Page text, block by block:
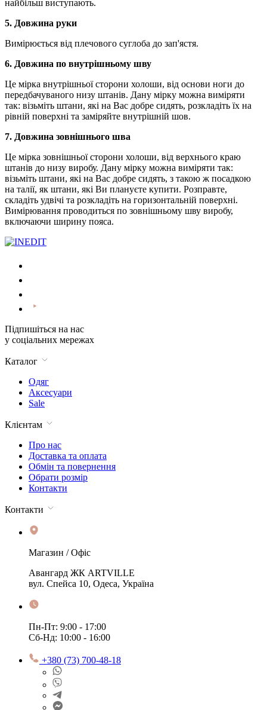
найбільш виступають.
5. Довжина руки
Вимірюється від плечового суглоба до зап'ястя.
6. Довжина по внутрішньому шву
Це мірка внутрішньої сторони холоши, від основи ноги до
передбачуваного низу штанів. Дану мірку можна виміряти
так: візьміть штани, які на Вас добре сидять, розкладіть їх на
рівній поверхні та заміряйте внутрішній шов.
7. Довжина зовнішнього шва
Це мірка зовнішньої сторони холоши, від верхнього краю
штанів до низу виробу. Дану мірку можна виміряти так:
візьміть штани, які на Вас добре сидять, з такою ж посадкою
на талії, як штани, які Ви плануєте купити. Розправте,
складіть удвічі та розкладіть на горизонтальній поверхні.
Вимірювання проводиться по зовнішньому шву виробу,
включаючи ширину пояса.
Підпишіться на нас
у соціальних мережах
Каталог
Одяг
Аксесуари
Sale
Клієнтам
Про нас
Доставка та оплата
Обмін та повернення
Обрати розмір
Контакти
Контакти
Магазин / Офіс
Авангард ЖК ARTVILLE
вул. Спейса 10, Одеса, Україна
Пн-Пт: 9:00 - 17:00
Сб-Нд: 10:00 - 16:00
+380 (73) 700-48-18